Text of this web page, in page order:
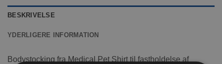
BESKRIVELSE
YDERLIGERE INFORMATION
Bodystocking fra Medical Pet Shirt til fastholdelse af